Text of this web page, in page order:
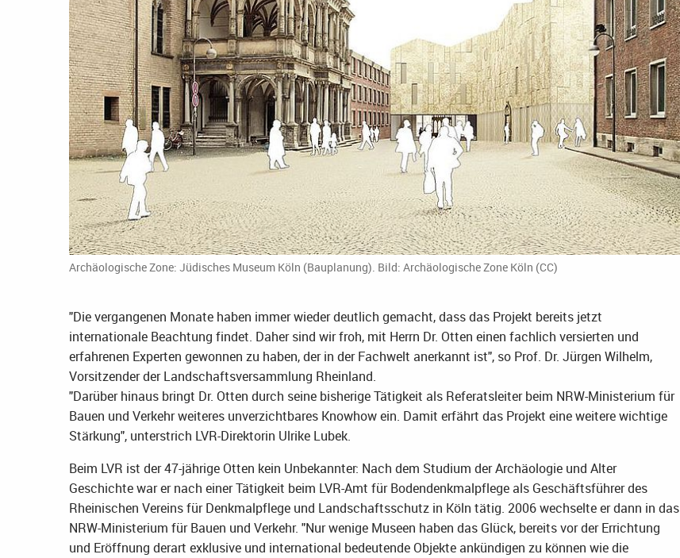
Archäologische Zone: Jüdisches Museum Köln (Bauplanung). Bild: Archäologische Zone Köln (CC)
"Die vergangenen Monate haben immer wieder deutlich gemacht, dass das Projekt bereits jetzt
internationale Beachtung findet. Daher sind wir froh, mit Herrn Dr. Otten einen fachlich versierten und
erfahrenen Experten gewonnen zu haben, der in der Fachwelt anerkannt ist", so Prof. Dr. Jürgen Wilhelm,
Vorsitzender der Landschaftsversammlung Rheinland.
"Darüber hinaus bringt Dr. Otten durch seine bisherige Tätigkeit als Referatsleiter beim NRW-Ministerium für
Bauen und Verkehr weiteres unverzichtbares Knowhow ein. Damit erfährt das Projekt eine weitere wichtige
Stärkung", unterstrich LVR-Direktorin Ulrike Lubek.
Beim LVR ist der 47-jährige Otten kein Unbekannter: Nach dem Studium der Archäologie und Alter
Geschichte war er nach einer Tätigkeit beim LVR-Amt für Bodendenkmalpflege als Geschäftsführer des
Rheinischen Vereins für Denkmalpflege und Landschaftsschutz in Köln tätig. 2006 wechselte er dann in das
NRW-Ministerium für Bauen und Verkehr. "Nur wenige Museen haben das Glück, bereits vor der Errichtung
und Eröffnung derart exklusive und international bedeutende Objekte ankündigen zu können wie die